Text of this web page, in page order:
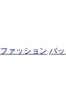
ファッション バ